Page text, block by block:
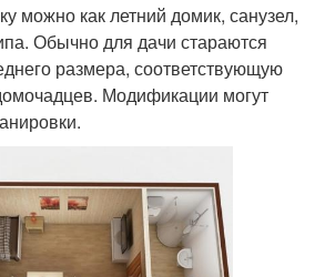
можно как летний домик, санузел,
Обычно для дачи стараются
размера, соответствующую
Модификации могут